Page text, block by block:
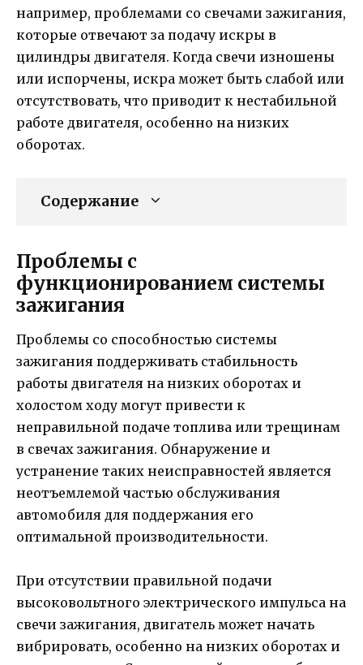
например, проблемами со свечами зажигания,
которые отвечают за подачу искры в
цилиндры двигателя. Когда свечи изношены
или испорчены, искра может быть слабой или
отсутствовать, что приводит к нестабильной
работе двигателя, особенно на низких
оборотах.
Содержание
Проблемы с
функционированием системы
зажигания
Проблемы со способностью системы
зажигания поддерживать стабильность
работы двигателя на низких оборотах и
холостом ходу могут привести к
неправильной подаче топлива или трещинам
в свечах зажигания. Обнаружение и
устранение таких неисправностей является
неотъемлемой частью обслуживания
автомобиля для поддержания его
оптимальной производительности.
При отсутствии правильной подачи
высоковольтного электрического импульса на
свечи зажигания, двигатель может начать
вибрировать, особенно на низких оборотах и